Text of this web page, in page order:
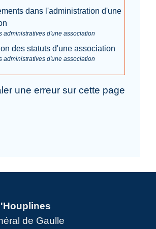
dans l'administration d'une
administratives d'une association
des statuts d'une association
administratives d'une association
une erreur sur cette page
de Gaulle